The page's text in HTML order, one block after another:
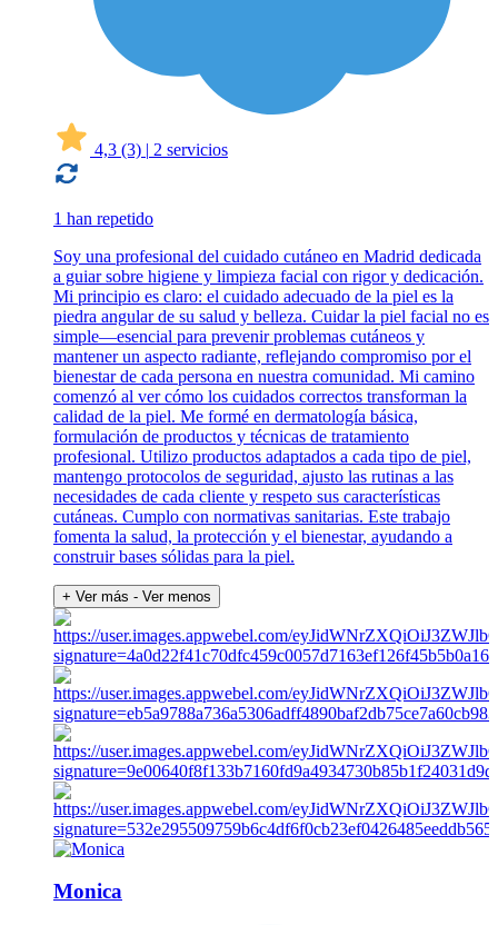
4,3 (3) | 2 servicios
1 han repetido
Soy una profesional del cuidado cutáneo en Madrid dedicada
a guiar sobre higiene y limpieza facial con rigor y dedicación.
Mi principio es claro: el cuidado adecuado de la piel es la
piedra angular de su salud y belleza. Cuidar la piel facial no es
simple—esencial para prevenir problemas cutáneos y
mantener un aspecto radiante, reflejando compromiso por el
bienestar de cada persona en nuestra comunidad. Mi camino
comenzó al ver cómo los cuidados correctos transforman la
calidad de la piel. Me formé en dermatología básica,
formulación de productos y técnicas de tratamiento
profesional. Utilizo productos adaptados a cada tipo de piel,
mantengo protocolos de seguridad, ajusto las rutinas a las
necesidades de cada cliente y respeto sus características
cutáneas. Cumplo con normativas sanitarias. Este trabajo
fomenta la salud, la protección y el bienestar, ayudando a
construir bases sólidas para la piel.
+ Ver más - Ver menos
Monica